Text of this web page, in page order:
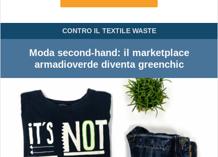
CONTRO IL TEXTILE WASTE
Moda second-hand: il marketplace
armadioverde diventa greenchic